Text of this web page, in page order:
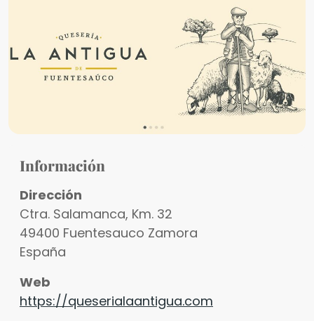
Información
Dirección
Ctra. Salamanca, Km. 32
49400 Fuentesauco Zamora
España
Web
https://queserialaantigua.com